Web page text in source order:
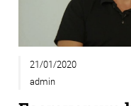
21/01/2020
admin